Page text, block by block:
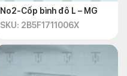
No2-Cốp bình đô L – MG
SKU: 2B5F1711006X